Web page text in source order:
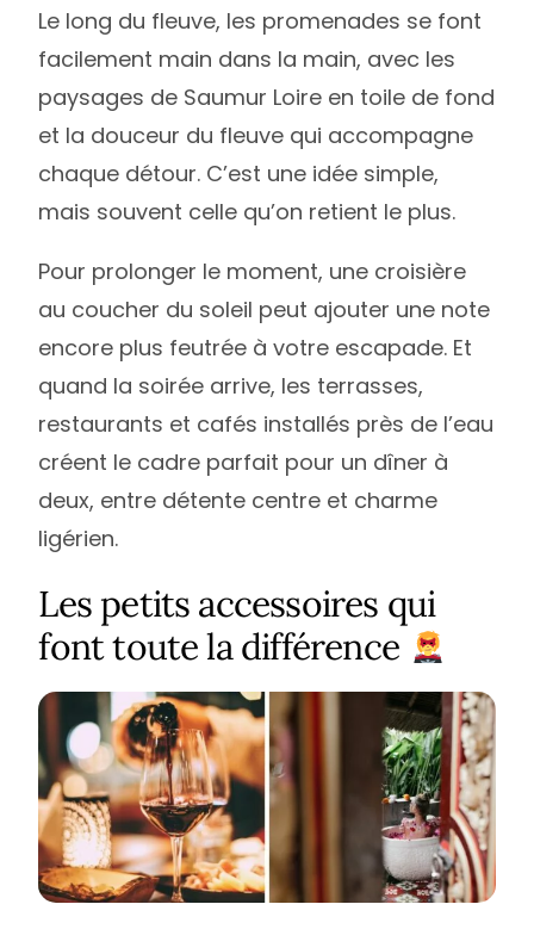
Le long du fleuve, les promenades se font
facilement main dans la main, avec les
paysages de Saumur Loire en toile de fond
et la douceur du fleuve qui accompagne
chaque détour. C’est une idée simple,
mais souvent celle qu’on retient le plus.
Pour prolonger le moment, une croisière
au coucher du soleil peut ajouter une note
encore plus feutrée à votre escapade. Et
quand la soirée arrive, les terrasses,
restaurants et cafés installés près de l’eau
créent le cadre parfait pour un dîner à
deux, entre détente centre et charme
ligérien.
Les petits accessoires qui
font toute la différence